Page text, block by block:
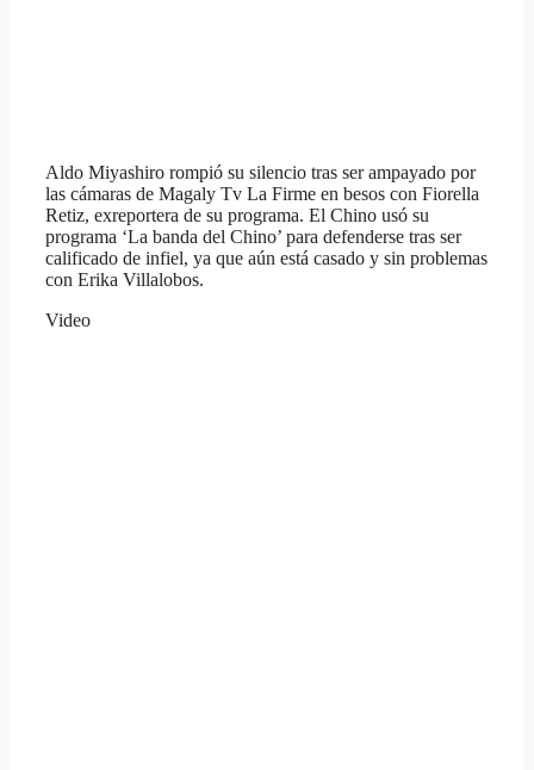
Aldo Miyashiro rompió su silencio tras ser ampayado por
las cámaras de Magaly Tv La Firme en besos con Fiorella
Retiz, exreportera de su programa. El Chino usó su
programa ‘La banda del Chino’ para defenderse tras ser
calificado de infiel, ya que aún está casado y sin problemas
con Erika Villalobos.
Video